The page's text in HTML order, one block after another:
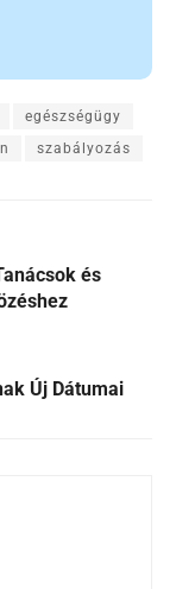
egészségügy
szabályozás
és
Új Dátumai